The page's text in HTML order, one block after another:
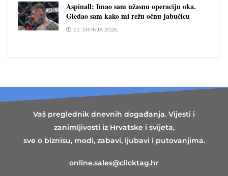
Aspinall: Imao sam užasnu operaciju oka.
Gledao sam kako mi režu očnu jabučicu
22. SRPNJA 2026.
Vaš preglednik dnevnih događanja. Vijesti i
zanimljivosti iz Hrvatske i svijeta,
sve o biznisu, modi, zabavi, ljubavi i putovanjima.
online.sales@clicktag.hr